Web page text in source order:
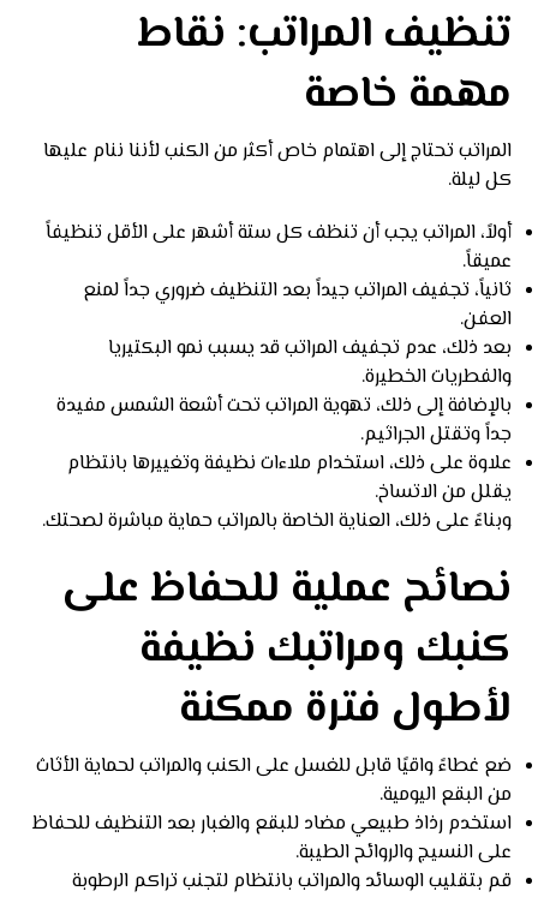
تنظيف المراتب: نقاط
مهمة خاصة
المراتب تحتاج إلى اهتمام خاص أكثر من الكنب لأننا ننام عليها
كل ليلة.
أولاً، المراتب يجب أن تنظف كل ستة أشهر على الأقل تنظيفاً
عميقاً.
ثانياً، تجفيف المراتب جيداً بعد التنظيف ضروري جداً لمنع
العفن.
بعد ذلك، عدم تجفيف المراتب قد يسبب نمو البكتيريا
والفطريات الخطيرة.
بالإضافة إلى ذلك، تهوية المراتب تحت أشعة الشمس مفيدة
جداً وتقتل الجراثيم.
علاوة على ذلك، استخدام ملاءات نظيفة وتغييرها بانتظام
يقلل من الاتساخ.
وبناءً على ذلك، العناية الخاصة بالمراتب حماية مباشرة لصحتك.
نصائح عملية للحفاظ على
كنبك ومراتبك نظيفة
لأطول فترة ممكنة
ضع غطاءً واقيًا قابل للغسل على الكنب والمراتب لحماية الأثاث
من البقع اليومية.
استخدم رذاذ طبيعي مضاد للبقع والغبار بعد التنظيف للحفاظ
على النسيج والروائح الطيبة.
قم بتقليب الوسائد والمراتب بانتظام لتجنب تراكم الرطوبة